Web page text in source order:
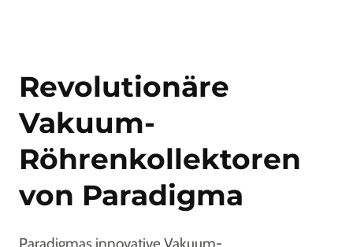
Revolutionäre
Vakuum-
Röhrenkollektoren
von Paradigma